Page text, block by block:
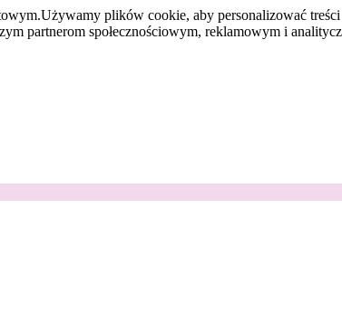
Używamy plików cookie, aby personalizować
partnerom społecznościowym, reklamowym i